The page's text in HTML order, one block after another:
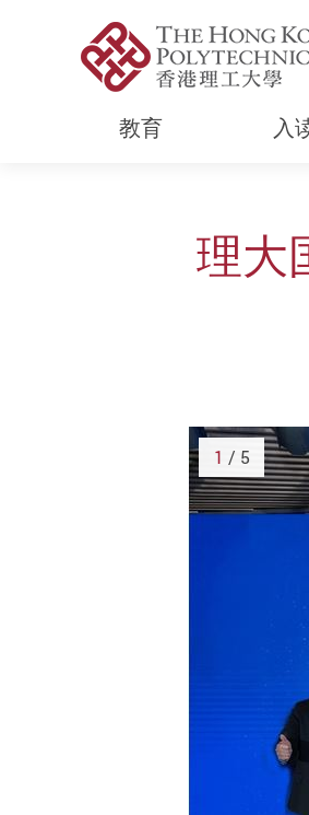
教育 入
理大
1 / 5